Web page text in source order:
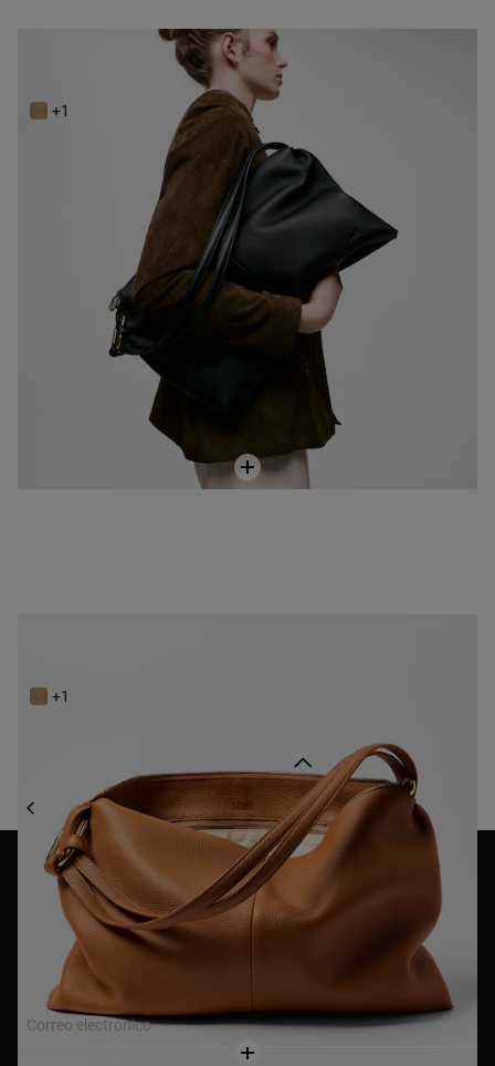
Saca de piel negra TOUS Hold
+1
+1
BOLSOS BOLSOS DE PIEL
NEWSLETTER
¡Únete a nuestra newsletter y recibe un 10% en tu primera
compra!
Correo electrónico